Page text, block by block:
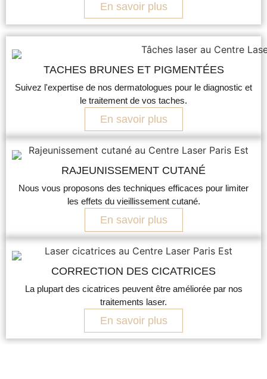
En savoir plus
TACHES BRUNES ET PIGMENTÉES
Suivez l'expertise de nos dermatologues pour le diagnostic et
le traitement de vos taches.
En savoir plus
RAJEUNISSEMENT CUTANÉ
Nous vous proposons des techniques efficaces pour limiter
les effets du vieillissement cutané.
En savoir plus
CORRECTION DES CICATRICES
La plupart des cicatrices peuvent être améliorée par nos
traitements laser.
En savoir plus